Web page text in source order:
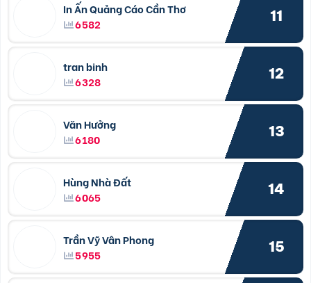
In Ấn Quảng Cáo Cần Thơ
6582
11
tran binh
6328
12
Văn Hưởng
6180
13
Hùng Nhà Đất
6065
14
Trần Vỹ Vân Phong
5955
15